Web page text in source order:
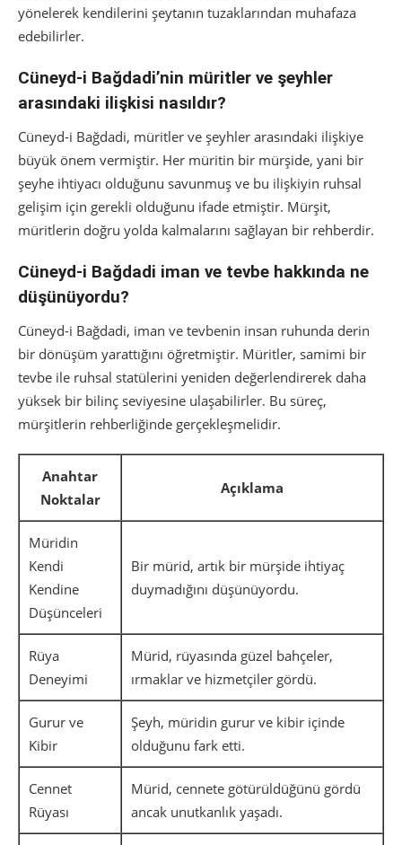
yönelerek kendilerini şeytanın tuzaklarından muhafaza
edebilirler.
Cüneyd-i Bağdadi’nin müritler ve şeyhler
arasındaki ilişkisi nasıldır?
Cüneyd-i Bağdadi, müritler ve şeyhler arasındaki ilişkiye
büyük önem vermiştir. Her müritin bir mürşide, yani bir
şeyhe ihtiyacı olduğunu savunmuş ve bu ilişkiyin ruhsal
gelişim için gerekli olduğunu ifade etmiştir. Mürşit,
müritlerin doğru yolda kalmalarını sağlayan bir rehberdir.
Cüneyd-i Bağdadi iman ve tevbe hakkında ne
düşünüyordu?
Cüneyd-i Bağdadi, iman ve tevbenin insan ruhunda derin
bir dönüşüm yarattığını öğretmiştir. Müritler, samimi bir
tevbe ile ruhsal statülerini yeniden değerlendirerek daha
yüksek bir bilinç seviyesine ulaşabilirler. Bu süreç,
mürşitlerin rehberliğinde gerçekleşmelidir.
Anahtar
Noktalar
Açıklama
Müridin
Kendi
Kendine
Düşünceleri
Bir mürid, artık bir mürşide ihtiyaç
duymadığını düşünüyordu.
Rüya
Deneyimi
Mürid, rüyasında güzel bahçeler,
ırmaklar ve hizmetçiler gördü.
Gurur ve
Kibir
Şeyh, müridin gurur ve kibir içinde
olduğunu fark etti.
Cennet
Rüyası
Mürid, cennete götürüldüğünü gördü
ancak unutkanlık yaşadı.